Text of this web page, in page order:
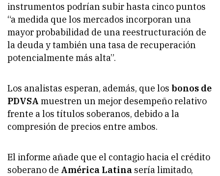
instrumentos podrían subir hasta cinco puntos
“a medida que los mercados incorporan una
mayor probabilidad de una reestructuración de
la deuda y también una tasa de recuperación
potencialmente más alta”.
Los analistas esperan, además, que los bonos de
PDVSA muestren un mejor desempeño relativo
frente a los títulos soberanos, debido a la
compresión de precios entre ambos.
El informe añade que el contagio hacia el crédito
soberano de América Latina sería limitado,